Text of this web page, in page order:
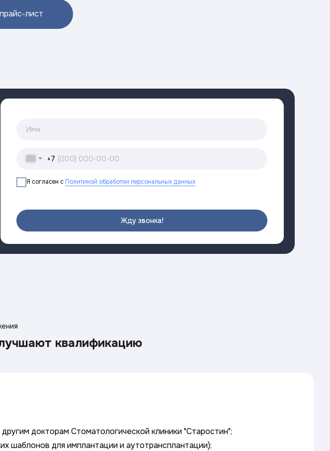
лист
+7
Я согласен с Политикой обработки персональных данных
Жду звонка!
квалификацию
докторам Стоматологической клиники "Старостин";
шаблонов для имплантации и аутотрансплантации);